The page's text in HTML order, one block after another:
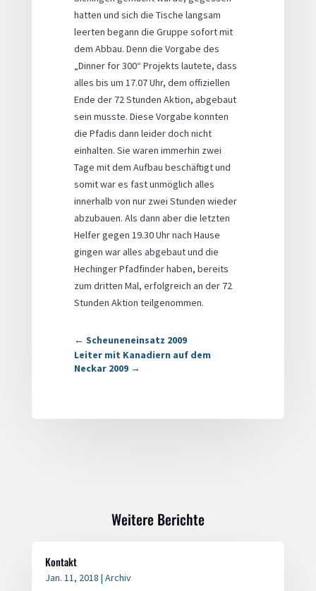
hatten und sich die Tische langsam
leerten begann die Gruppe sofort mit
dem Abbau. Denn die Vorgabe des
„Dinner for 300“ Projekts lautete, dass
alles bis um 17.07 Uhr, dem offiziellen
Ende der 72 Stunden Aktion, abgebaut
sein musste. Diese Vorgabe konnten
die Pfadis dann leider doch nicht
einhalten. Sie waren immerhin zwei
Tage mit dem Aufbau beschäftigt und
somit war es fast unmöglich alles
innerhalb von nur zwei Stunden wieder
abzubauen. Als dann aber die letzten
Helfer gegen 19.30 Uhr nach Hause
gingen war alles abgebaut und die
Hechinger Pfadfinder haben, bereits
zum dritten Mal, erfolgreich an der 72
Stunden Aktion teilgenommen.
← Scheuneneinsatz 2009
Leiter mit Kanadiern auf dem
Neckar 2009→
Weitere Berichte
Kontakt
Jan. 11, 2018 | Archiv